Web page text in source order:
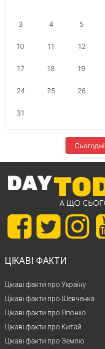
3 4 5
10 11 12
17 18 19
24 25 26
31
Сьогодні
ЦІКАВІ ФАКТИ
Цікаві факти про Україну
Цікаві факти про Шевченка
Цікаві факти про Японію
Цікаві факти про Китай
Цікаві факти про Землю